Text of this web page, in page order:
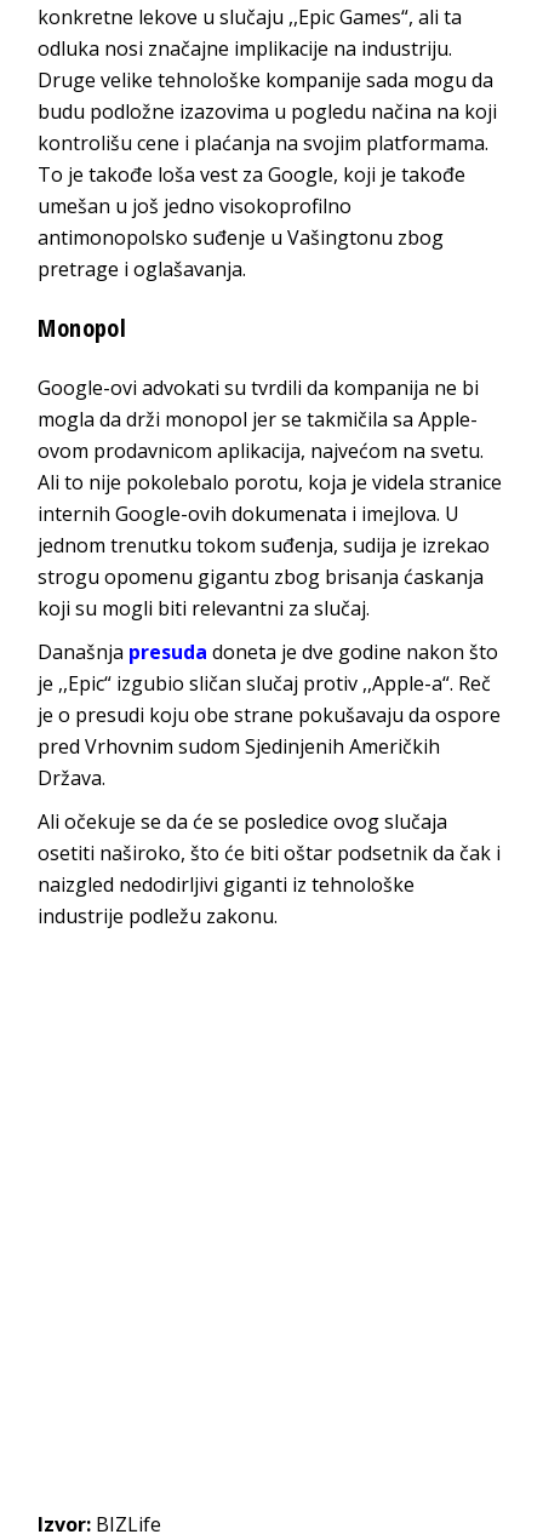
konkretne lekove u slučaju ,,Epic Games“, ali ta
odluka nosi značajne implikacije na industriju.
Druge velike tehnološke kompanije sada mogu da
budu podložne izazovima u pogledu načina na koji
kontrolišu cene i plaćanja na svojim platformama.
To je takođe loša vest za Google, koji je takođe
umešan u još jedno visokoprofilno
antimonopolsko suđenje u Vašingtonu zbog
pretrage i oglašavanja.
Monopol
Google-ovi advokati su tvrdili da kompanija ne bi
mogla da drži monopol jer se takmičila sa Apple-
ovom prodavnicom aplikacija, najvećom na svetu.
Ali to nije pokolebalo porotu, koja je videla stranice
internih Google-ovih dokumenata i imejlova. U
jednom trenutku tokom suđenja, sudija je izrekao
strogu opomenu gigantu zbog brisanja ćaskanja
koji su mogli biti relevantni za slučaj.
Današnja presuda doneta je dve godine nakon što
je ,,Epic“ izgubio sličan slučaj protiv ,,Apple-a“. Reč
je o presudi koju obe strane pokušavaju da ospore
pred Vrhovnim sudom Sjedinjenih Američkih
Država.
Ali očekuje se da će se posledice ovog slučaja
osetiti naširoko, što će biti oštar podsetnik da čak i
naizgled nedodirljivi giganti iz tehnološke
industrije podležu zakonu.
Izvor: BIZLife